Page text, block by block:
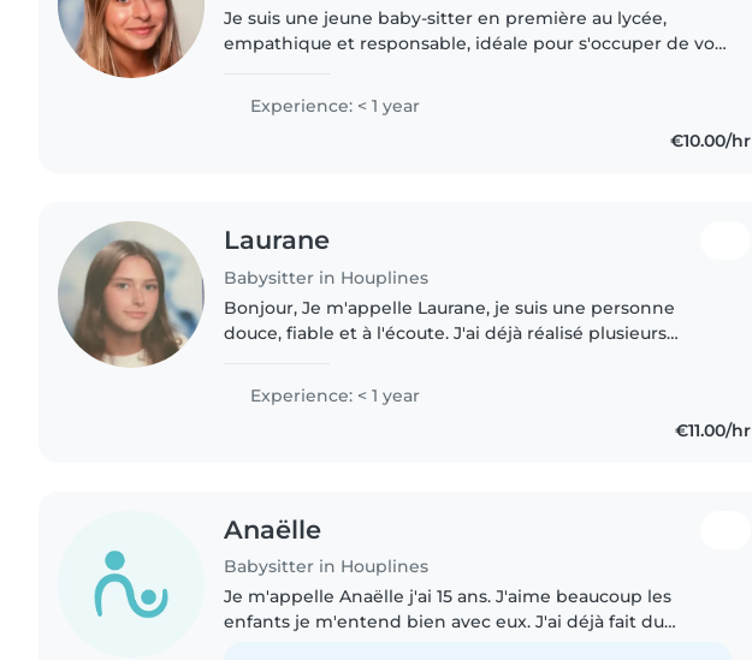
Je suis une jeune baby-sitter en première au lycée,
empathique et responsable, idéale pour s'occuper de vos
aux devoirs,..
Experience: < 1 year
€10.00/hr
Laurane
Babysitter in Houplines
Bonjour, Je m'appelle Laurane, je suis une personne
douce, fiable et à l'écoute. J'ai déjà réalisé plusieurs
Experience: < 1 year
€11.00/hr
Anaëlle
Babysitter in Houplines
Je m'appelle Anaëlle j'ai 15 ans. J'aime beaucoup les
enfants je m'entend bien avec eux. J'ai déjà fait du